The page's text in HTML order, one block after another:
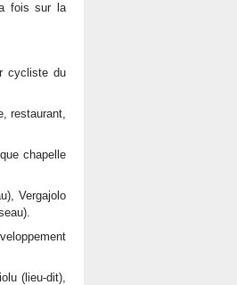
fois sur la
cycliste du
restaurant,
chapelle
Vergajolo
(lieu-dit),